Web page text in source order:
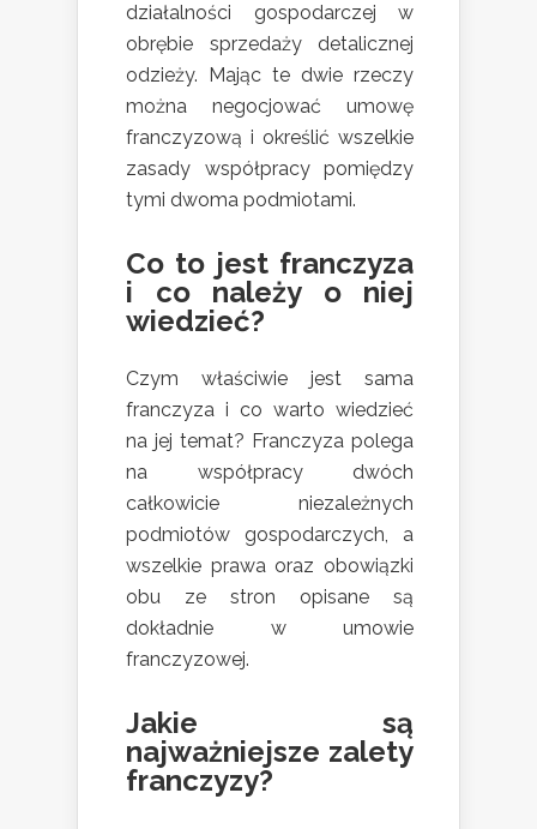
działalności gospodarczej w
obrębie sprzedaży detalicznej
odzieży. Mając te dwie rzeczy
można negocjować umowę
franczyzową i określić wszelkie
zasady współpracy pomiędzy
tymi dwoma podmiotami.
Co to jest franczyza
i co należy o niej
wiedzieć?
Czym właściwie jest sama
franczyza i co warto wiedzieć
na jej temat? Franczyza polega
na współpracy dwóch
całkowicie niezależnych
podmiotów gospodarczych, a
wszelkie prawa oraz obowiązki
obu ze stron opisane są
dokładnie w umowie
franczyzowej.
Jakie są
najważniejsze zalety
franczyzy?